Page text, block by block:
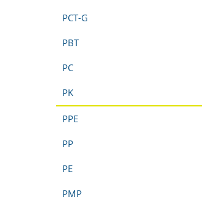
PCT-G
PBT
PC
PK
PPE
PP
PE
PMP